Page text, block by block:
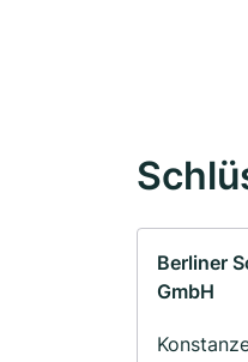
Berliner
GmbH